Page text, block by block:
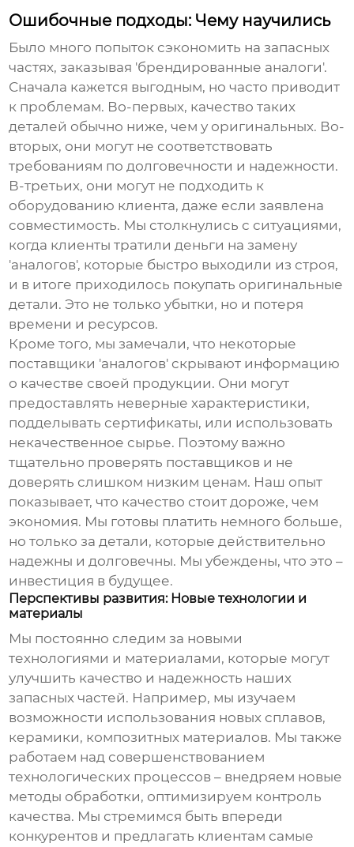
Ошибочные подходы: Чему научились
Было много попыток сэкономить назапасных
частях, заказывая 'брендированные аналоги'.
Сначала кажется выгодным, но часто приводит
к проблемам. Во-первых, качество таких
деталей обычно ниже, чем у оригинальных. Во-
вторых, они могут не соответствовать
требованиям по долговечности и надежности.
В-третьих, они могут не подходить к
оборудованию клиента, даже если заявлена
совместимость. Мы столкнулись с ситуациями,
когда клиенты тратили деньги на замену
'аналогов', которые быстро выходили из строя,
и в итоге приходилось покупать оригинальные
детали. Это не только убытки, но и потеря
времени и ресурсов.
Кроме того, мы замечали, что некоторые
поставщики 'аналогов' скрывают информацию
о качестве своей продукции. Они могут
предоставлять неверные характеристики,
подделывать сертификаты, или использовать
некачественное сырье. Поэтому важно
тщательно проверять поставщиков и не
доверять слишком низким ценам. Наш опыт
показывает, что качество стоит дороже, чем
экономия. Мы готовы платить немного больше,
но только за детали, которые действительно
надежны и долговечны. Мы убеждены, что это –
инвестиция в будущее.
Перспективы развития: Новые технологии и
материалы
Мы постоянно следим за новыми
технологиями и материалами, которые могут
улучшить качество и надежность наших
запасных частей. Например, мы изучаем
возможности использования новых сплавов,
керамики, композитных материалов. Мы также
работаем над совершенствованием
технологических процессов – внедряем новые
методы обработки, оптимизируем контроль
качества. Мы стремимся быть впереди
конкурентов и предлагать клиентам самые